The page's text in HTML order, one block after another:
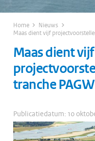
Home
Nieuws
Maas dient vijf
Maas dient vijf
tranche PAGW
Publicatiedatum: 10